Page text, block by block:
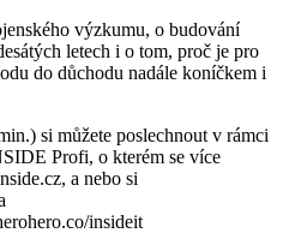
výzkumu, o budování
letech i o tom, proč je pro
do důchodu nadále koníčkem i
si můžete poslechnout v rámci
Profi, o kterém se více
a nebo si
insideit